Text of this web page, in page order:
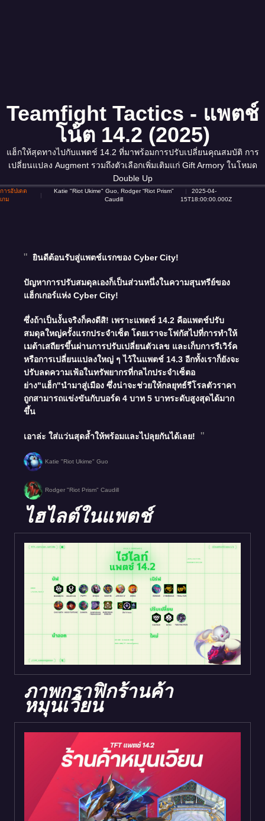
Teamfight Tactics - แพตช์
โน้ต 14.2 (2025)
แฮ็กให้สุดทางไปกับแพตช์ 14.2 ที่มาพร้อมการปรับเปลี่ยนคุณสมบัติ การ
เปลี่ยนแปลง Augment รวมถึงตัวเลือกเพิ่มเติมแก่ Gift Armory ในโหมด
Double Up
การอัปเดต
เกม
Katie "Riot Ukime" Guo, Rodger “Riot Prism”
Caudill
2025-04-
15T18:00:00.000Z
ยินดีต้อนรับสู่แพตช์แรกของ Cyber City!
ปัญหาการปรับสมดุลเองก็เป็นส่วนหนึ่งในความสุนทรีย์ของ
แฮ็กเกอร์แห่ง Cyber City!
ซึ่งถ้าเป็นงั้นจริงก็คงดีสิ! เพราะแพตช์ 14.2 คือแพตช์ปรับ
สมดุลใหญ่ครั้งแรกประจำเซ็ต โดยเราจะโฟกัสไปที่การทำให้
เมต้าเสถียรขึ้นผ่านการปรับเปลี่ยนตัวเลข และเก็บการรีเวิร์ค
หรือการเปลี่ยนแปลงใหญ่ ๆ ไว้ในแพตช์ 14.3 อีกทั้งเราก็ยังจะ
ปรับลดความเฟ้อในทรัพยากรที่กลไกประจำเซ็ตอ
ย่าง"แฮ็ก"นำมาสู่เมือง ซึ่งน่าจะช่วยให้กลยุทธ์รีโรลตัวราคา
ถูกสามารถแข่งขันกับบอร์ด 4 บาท 5 บาทระดับสูงสุดได้มาก
ขึ้น
เอาล่ะ ใส่แว่นสุดล้ำให้พร้อมและไปลุยกันได้เลย!
Katie "Riot Ukime" Guo
Rodger "Riot Prism" Caudill
ไฮไลต์ในแพตช์
ภาพกราฟิกร้านค้า
หมุนเวียน